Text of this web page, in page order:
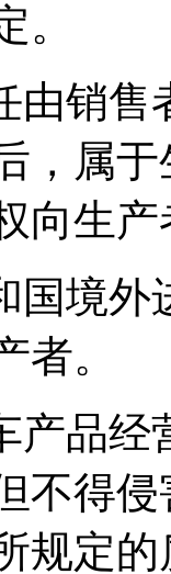
。
由销售
，属
向生
国境
者。
产品经
不得
规定